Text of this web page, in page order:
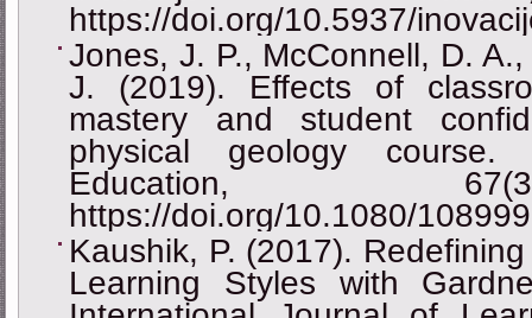
https://doi.org/10.5937/
Jones, J. P., McConnell, D.
J. (2019). Effects of
mastery and student
physical geology course.
Education,
https://doi.org/10.1080/
Kaushik, P. (2017).
Learning Styles with